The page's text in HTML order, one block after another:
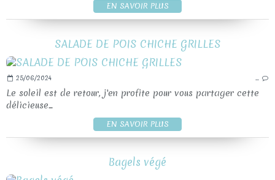
EN SAVOIR PLUS
SALADE DE POIS CHICHE GRILLES
25/06/2024 …
Le soleil est de retour, j'en profite pour vous partager cette
délicieuse...
EN SAVOIR PLUS
Bagels végé